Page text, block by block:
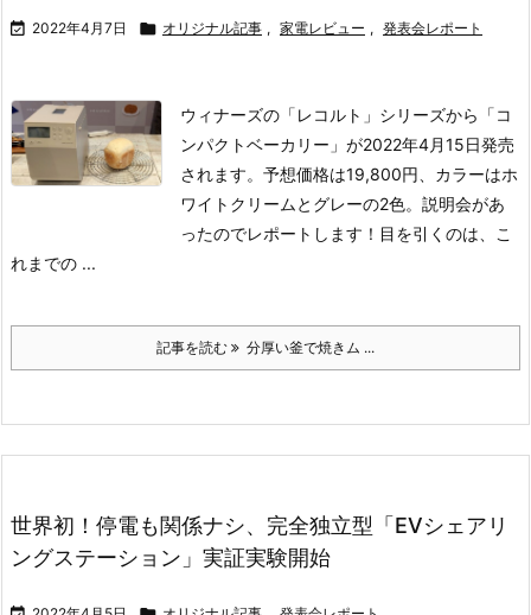
 2022年4月7日  オリジナル記事 , 家電レビュー , 発表会レポート
ウィナーズの「レコルト」シリーズから「コ
ンパクトベーカリー」が2022年4月15日発売
されます。予想価格は19,800円、カラーはホ
ワイトクリームとグレーの2色。説明会があ
ったのでレポートします！ 目を引くのは、こ
れまでの ...
記事を読む 分厚い釜で焼きム ...
世界初！停電も関係ナシ、完全独立型「EVシェアリ
ングステーション」実証実験開始